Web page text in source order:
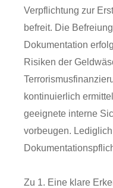
Verpflichtung zur
befreit. Die
Dokumentation
Risiken der
kontinuierlich
geeignete interne
vorbeugen.
Zu 1. Eine klare